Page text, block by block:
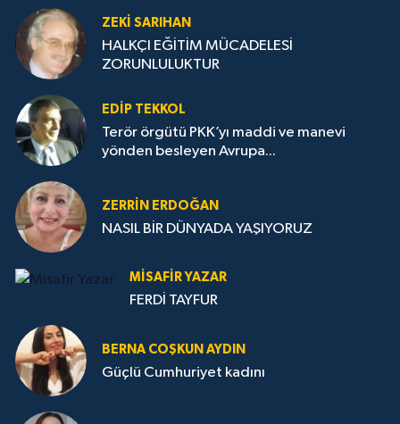
ZEKI SARIHAN
HALKÇI EĞİTİM MÜCADELESİ
ZORUNLULUKTUR
EDIP TEKKOL
Terör örgütü PKK’yı maddi ve manevi
yönden besleyen Avrupa...
ZERRIN ERDOĞAN
NASIL BİR DÜNYADA YAŞIYORUZ
MISAFIR YAZAR
FERDİ TAYFUR
BERNA COŞKUN AYDIN
Güçlü Cumhuriyet kadını